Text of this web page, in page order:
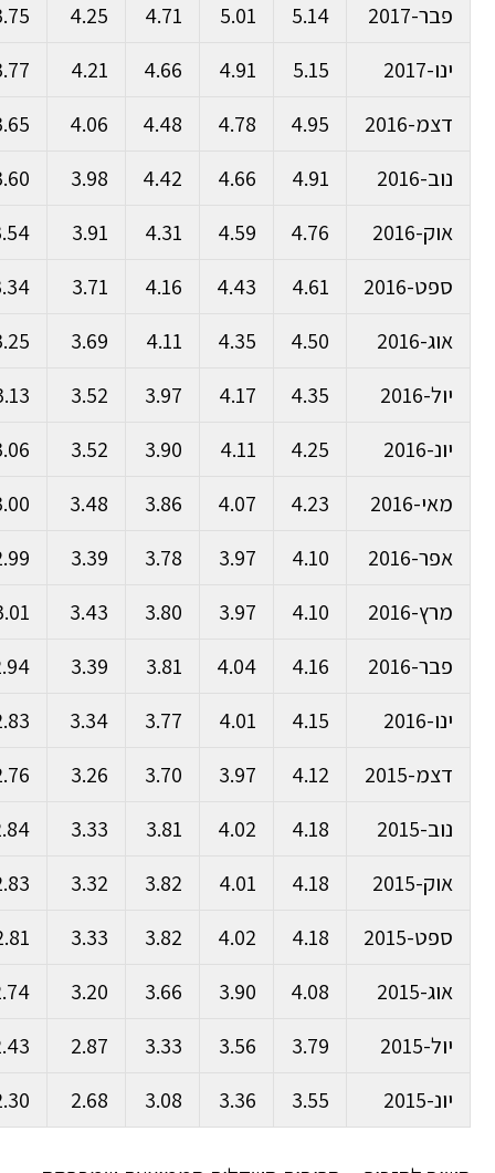
פבר-2017
5.14
5.01
4.71
4.25
ינו-2017
5.15
4.91
4.66
4.21
דצמ-2016
4.95
4.78
4.48
4.06
נוב-2016
4.91
4.66
4.42
3.98
אוק-2016
4.76
4.59
4.31
3.91
ספט-2016
4.61
4.43
4.16
3.71
אוג-2016
4.50
4.35
4.11
3.69
יול-2016
4.35
4.17
3.97
3.52
יונ-2016
4.25
4.11
3.90
3.52
מאי-2016
4.23
4.07
3.86
3.48
אפר-2016
4.10
3.97
3.78
3.39
מרץ-2016
4.10
3.97
3.80
3.43
פבר-2016
4.16
4.04
3.81
3.39
ינו-2016
4.15
4.01
3.77
3.34
דצמ-2015
4.12
3.97
3.70
3.26
נוב-2015
4.18
4.02
3.81
3.33
אוק-2015
4.18
4.01
3.82
3.32
ספט-2015
4.18
4.02
3.82
3.33
אוג-2015
4.08
3.90
3.66
3.20
יול-2015
3.79
3.56
3.33
2.87
יונ-2015
3.55
3.36
3.08
2.68